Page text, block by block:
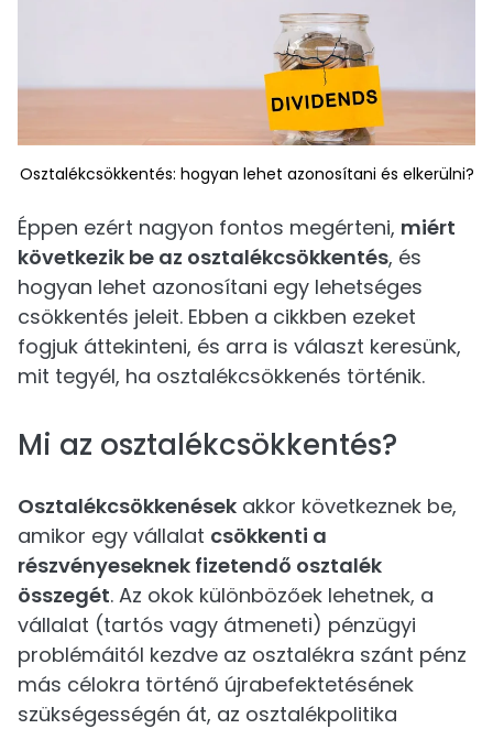
Osztalékcsökkentés: hogyan lehet azonosítani és elkerülni?
Éppen ezért nagyon fontos megérteni, miért
következik be az osztalékcsökkentés, és
hogyan lehet azonosítani egy lehetséges
csökkentés jeleit. Ebben a cikkben ezeket
fogjuk áttekinteni, és arra is választ keresünk,
mit tegyél, ha osztalékcsökkenés történik.
Mi az osztalékcsökkentés?
Osztalékcsökkenések akkor következnek be,
amikor egy vállalat csökkenti a
részvényeseknek fizetendő osztalék
összegét. Az okok különbözőek lehetnek, a
vállalat (tartós vagy átmeneti) pénzügyi
problémáitól kezdve az osztalékra szánt pénz
más célokra történő újrabefektetésének
szükségességén át, az osztalékpolitika